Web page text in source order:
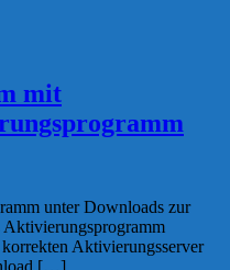
mit
unter Downloads zur
Aktivierungsprogramm
Aktivierungsserver
[…]